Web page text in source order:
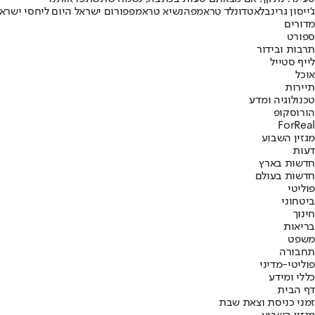
ג'ייסון גרינבלאטדונלד טראמפהנשיא טראמפפורום ישראל היום ליחסי
מדורים
ספורט
תרבות ובידור
לייף סטייל
אוכל
תיירות
טכנולוגיה ומדע
הורוסקופ
ForReal
מגזין השבוע
דעות
חדשות בארץ
חדשות בעולם
פוליטי
ביטחוני
חינוך
בריאות
משפט
תחבורה
פוליטי-מדיני
כללי ומידע
דף הבית
זמני כניסת וצאת שבת